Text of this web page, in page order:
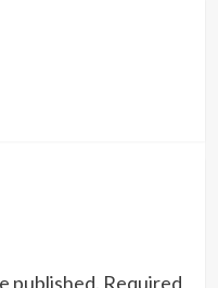
published. Required